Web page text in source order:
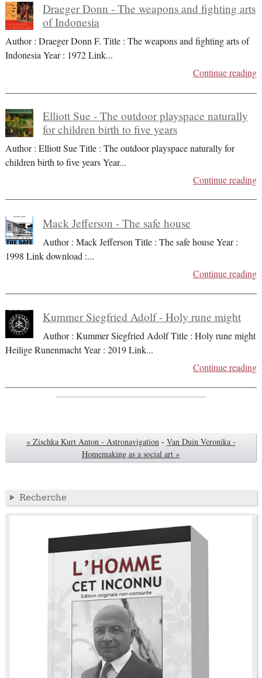
Draeger Donn - The weapons and fighting arts
of Indonesia
Author : Draeger Donn F. Title : The weapons and fighting arts of
Indonesia Year : 1972 Link...
Continue reading
Elliott Sue - The outdoor playspace naturally
for children birth to five years
Author : Elliott Sue Title : The outdoor playspace naturally for
children birth to five years Year...
Continue reading
Mack Jefferson - The safe house
Author : Mack Jefferson Title : The safe house Year :
1998 Link download :...
Continue reading
Kummer Siegfried Adolf - Holy rune might
Author : Kummer Siegfried Adolf Title : Holy rune might
Heilige Runenmacht Year : 2019 Link...
Continue reading
« Zischka Kurt Anton - Astronavigation - Van Duin Veronika -
Homemaking as a social art »
Recherche